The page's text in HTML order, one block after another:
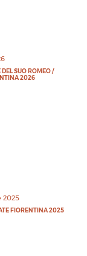
DEL SUO ROMEO /
2026
2025
FIORENTINA 2025